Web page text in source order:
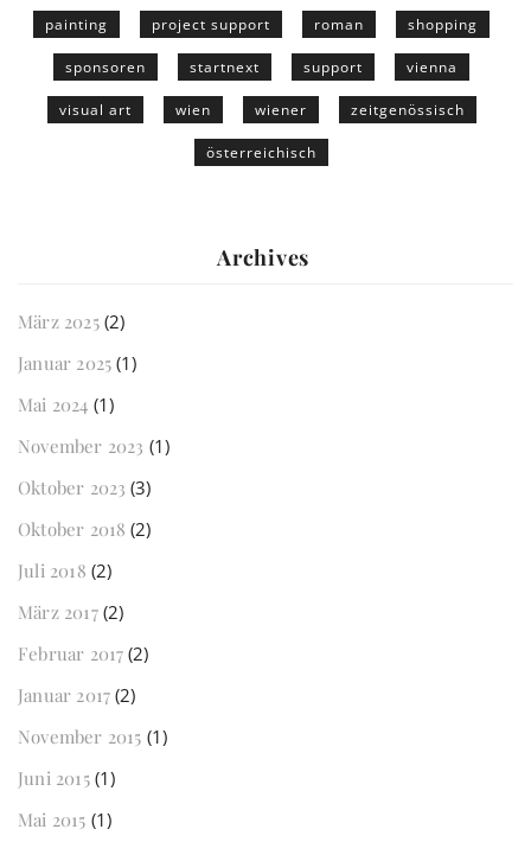
painting project support roman shopping
sponsoren startnext support vienna
visual art wien wiener zeitgenössisch
österreichisch
Archives
März 2025(2)
Januar 2025 (1)
Mai 2024 (1)
November 2023 (1)
Oktober 2023 (3)
Oktober 2018 (2)
Juli 2018 (2)
März 2017(2)
Februar 2017 (2)
Januar 2017 (2)
November 2015 (1)
Juni 2015(1)
Mai 2015 (1)